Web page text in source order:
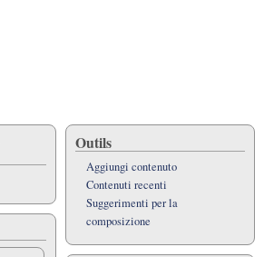
Outils
Aggiungi contenuto
Contenuti recenti
Suggerimenti per la
composizione